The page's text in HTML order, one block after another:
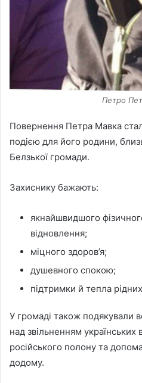
Петро
Повернення Петра Мавка
подією для його родини,
Белзької громади.
Захиснику бажають:
якнайшвидшого
відновлення;
міцного здоров’я;
душевного спокою;
підтримки й тепла
У громаді також подякували
над звільненням українських
російського полону та
додому.